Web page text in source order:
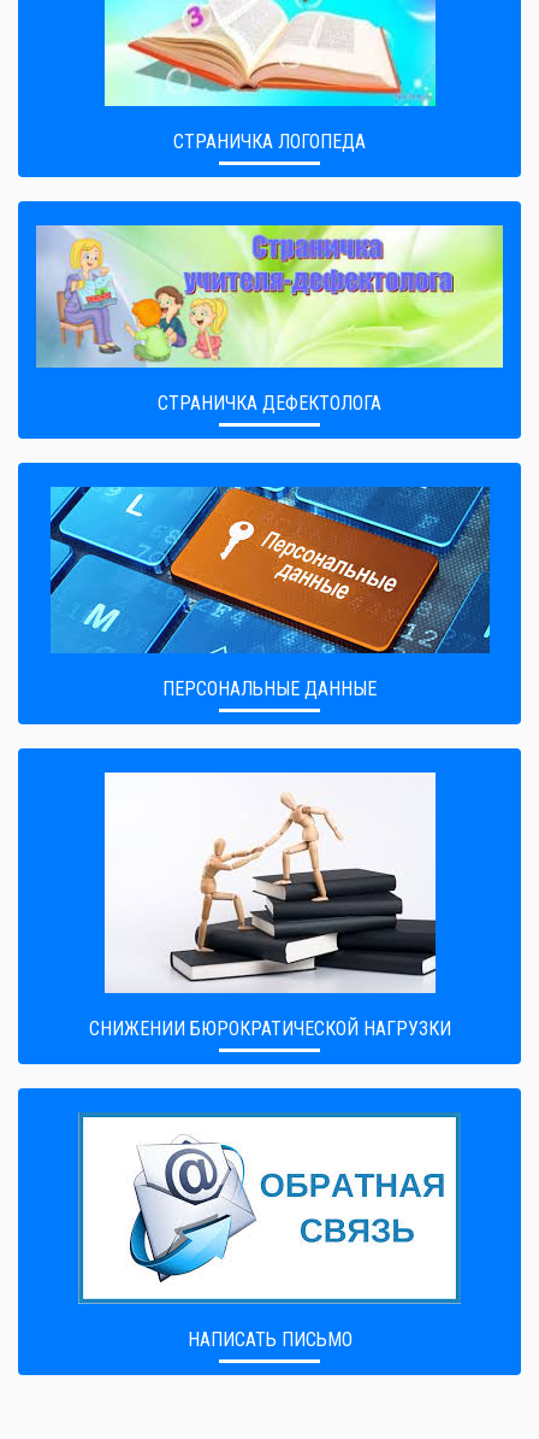
СТРАНИЧКА ЛОГОПЕДА
СТРАНИЧКА ДЕФЕКТОЛОГА
ПЕРСОНАЛЬНЫЕ ДАННЫЕ
CНИЖЕНИИ БЮРОКРАТИЧЕСКОЙ НАГРУЗКИ
НАПИСАТЬ ПИСЬМО